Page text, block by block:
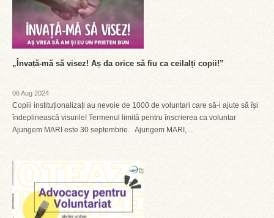
„Învață-mă să visez! Aș da orice să fiu ca ceilalți copii!”
06 Aug 2024
Copiii instituționalizați au nevoie de 1000 de voluntari care să-i ajute să își
îndeplinească visurile! Termenul limită pentru înscrierea ca voluntar
Ajungem MARI este 30 septembrie. Ajungem MARI, ...